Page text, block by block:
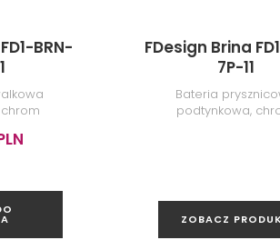
BRN-
FDesign Brina
7P-11
Bateria
podtynkowa,
ZOBACZ